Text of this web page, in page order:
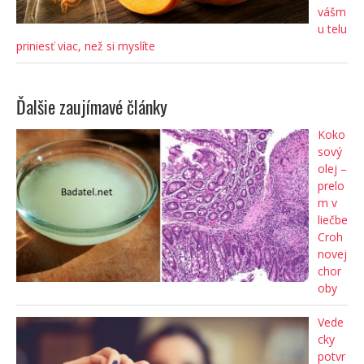
vášm
u telu
priniesť viac, než si myslíte
Ďalšie zaujímavé články
Koko
sový
olej –
prelo
m v
liečbe
Croh
novej
chor
oby
Vede
cky
potvr